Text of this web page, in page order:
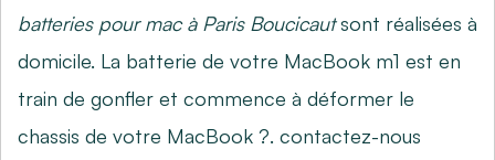
batteries pour mac à Paris Boucicautsont réalisées à
domicile. La batterie de votre MacBook m1 est en
train de gonfler et commence à déformer le
chassis de votre MacBook ?. contactez-nous